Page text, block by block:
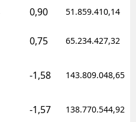
Manisa
Kahramanmaraş
Muş
0,90 51.859.410,14
0,75 65.234.427,32
-1,58 143.809.048,65
-1,57 138.770.544,92